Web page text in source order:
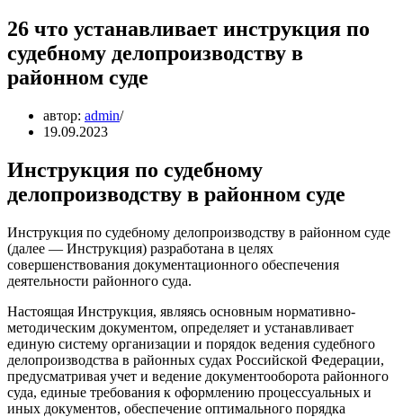
26 что устанавливает инструкция по
судебному делопроизводству в
районном суде
автор: admin
19.09.2023
Инструкция по судебному
делопроизводству в районном суде
Инструкция по судебному делопроизводству в районном суде
(далее — Инструкция) разработана в целях
совершенствования документационного обеспечения
деятельности районного суда.
Настоящая Инструкция, являясь основным нормативно-
методическим документом, определяет и устанавливает
единую систему организации и порядок ведения судебного
делопроизводства в районных судах Российской Федерации,
предусматривая учет и ведение документооборота районного
суда, единые требования к оформлению процессуальных и
иных документов, обеспечение оптимального порядка